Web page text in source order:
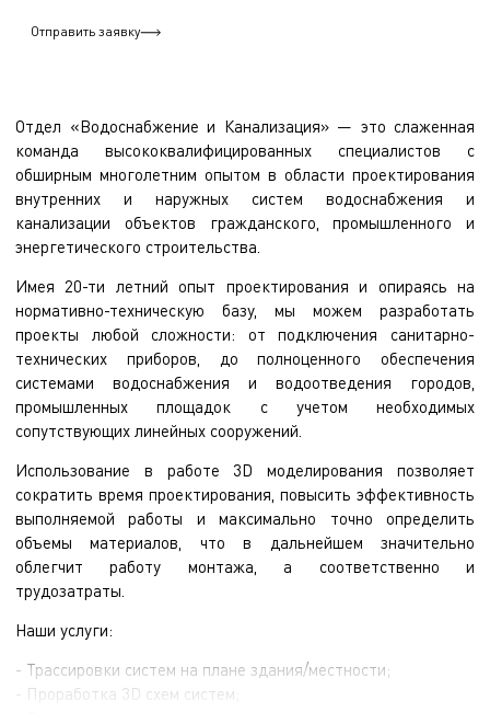
Отправить заявку
Отдел «Водоснабжение и Канализация» — это слаженная
команда высококвалифицированных специалистов с
обширным многолетним опытом в области проектирования
внутренних и наружных систем водоснабжения и
канализации объектов гражданского, промышленного и
энергетического строительства.
Имея 20-ти летний опыт проектирования и опираясь на
нормативно-техническую базу, мы можем разработать
проекты любой сложности: от подключения санитарно-
технических приборов, до полноценного обеспечения
системами водоснабжения и водоотведения городов,
промышленных площадок с учетом необходимых
сопутствующих линейных сооружений.
Использование в работе 3D моделирования позволяет
сократить время проектирования, повысить эффективность
выполняемой работы и максимально точно определить
объемы материалов, что в дальнейшем значительно
облегчит работу монтажа, а соответственно и
трудозатраты.
Наши услуги:
- Трассировки систем на плане здания/местности;
- Проработка 3D схем систем;